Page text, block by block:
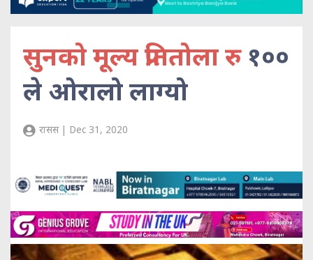
सुनको मूल्य प्रतितोला रु १००
ले ओरालो लाग्यो
रासस | Dec 31, 2020